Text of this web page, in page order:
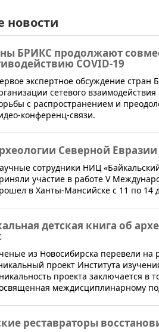
новости
БРИКС продолжают
COVID-19
экспертное обсуждение
сетевого
с распространением и
конференц-связи.
Северной Евразии
сотрудники НИЦ
участие в работе V
в Ханты-Мансийске с 11 по 14
детская книга об
из Новосибирска перевели на
проект Института
проекта заключается в
междисциплинарному
реставраторы